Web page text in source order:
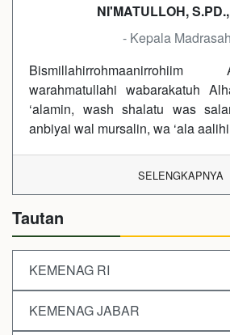
NI'MATULLOH,
- Kepala
Bismillahirrohmaanirrohiim
warahmatullahi wabarakatuh
‘alamin, wash shalatu was
anbiyai wal mursalin, wa ‘ala
SELENGKAPNYA
Tautan
KEMENAG RI
KEMENAG JABAR